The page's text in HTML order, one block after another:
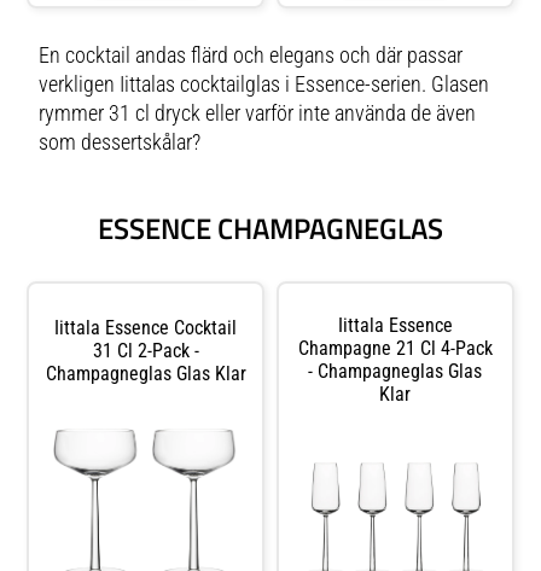
En cocktail andas flärd och elegans och där passar
verkligen Iittalas cocktailglas i Essence-serien. Glasen
rymmer 31 cl dryck eller varför inte använda de även
som dessertskålar?
ESSENCE CHAMPAGNEGLAS
Iittala Essence Cocktail
31 Cl 2-Pack -
Champagneglas Glas Klar
Iittala Essence
Champagne 21 Cl 4-Pack
- Champagneglas Glas
Klar